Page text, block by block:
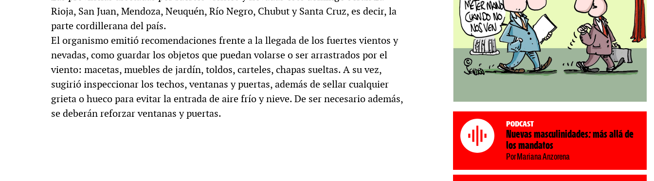
Rioja, San Juan, Mendoza, Neuquén, Río Negro, Chubut y Santa Cruz, es decir, la
parte cordillerana del país.
El organismo emitió recomendaciones frente a la llegada de los fuertes vientos y
nevadas, como guardar los objetos que puedan volarse o ser arrastrados por el
viento: macetas, muebles de jardín, toldos, carteles, chapas sueltas. A su vez,
sugirió inspeccionar los techos, ventanas y puertas, además de sellar cualquier
grieta o hueco para evitar la entrada de aire frío y nieve. De ser necesario además,
se deberán reforzar ventanas y puertas.
Podcast
Nuevas masculinidades: más allá de
los mandatos
Por Mariana Anzorena